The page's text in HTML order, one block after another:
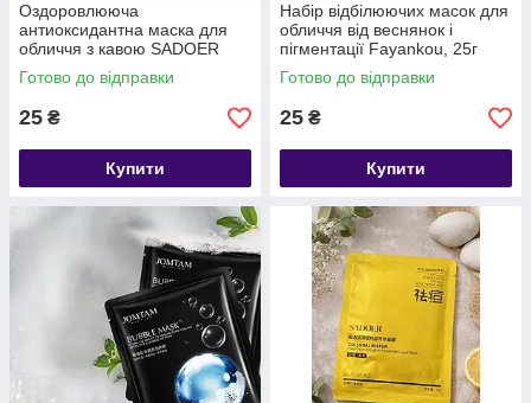
Оздоровлююча
антиоксидантна маска для
обличчя з кавою SADOER
Coffee Moisturizing Face
Sheet Mask, 25 g
Готово до відправки
25 ₴
Купити
Набір відбілюючих масок для
обличчя від веснянок і
пігментації Fayankou, 25г
Готово до відправки
25 ₴
Купити